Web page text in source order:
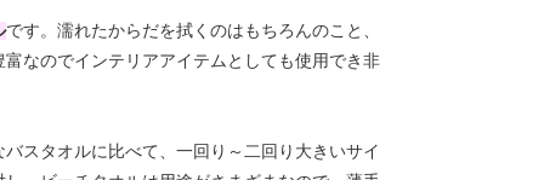
です。濡れたからだを拭くのはもちろんのこと、
なのでインテリアアイテムとしても使用でき非
スタオルに比べて、一回り～二回り大きいサイ